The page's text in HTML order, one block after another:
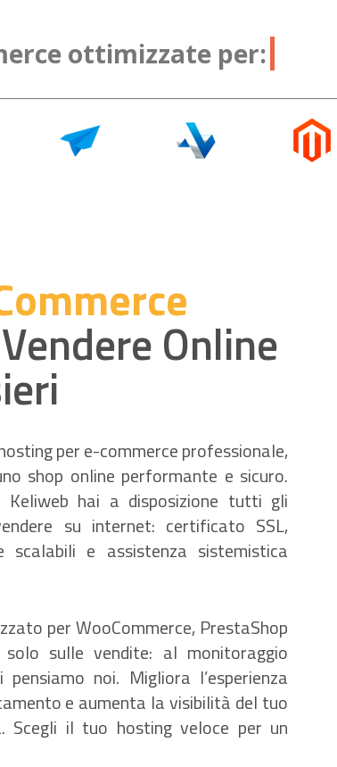
ottimizzate per:
Online
per e-commerce professionale,
shop online performante e sicuro.
hai a disposizione tutti gli
su internet: certificato SSL,
scalabili e assistenza sistemistica
per WooCommerce, PrestaShop
sulle vendite: al monitoraggio
noi. Migliora l’esperienza
e aumenta la visibilità del tuo
Scegli il tuo hosting veloce per un